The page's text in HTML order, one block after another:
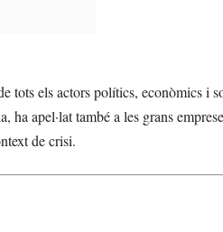
tots els actors polítics, econòmics i
apel·lat també a les grans
de crisi.